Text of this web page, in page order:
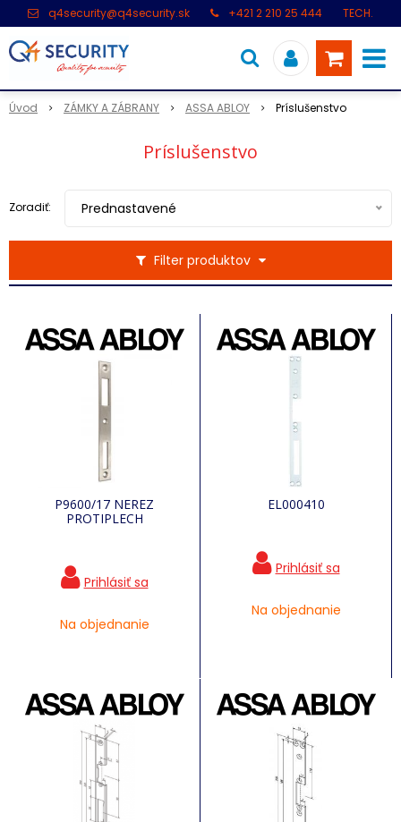
q4security@q4security.sk +421 2 210 25 444
TECH.
Úvod ZÁMKY A ZÁBRANY ASSA ABLOY Príslušenstvo
Príslušenstvo
Filter produktov
Zoradiť: Prednastavené
P9600/17 NEREZ
PROTIPLECH
Na objednanie
EL000410
Na objednanie